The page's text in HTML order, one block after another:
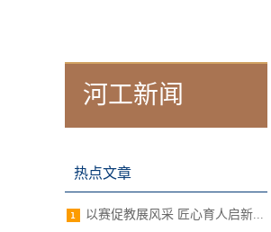
河工新闻
热点文章
以赛促教展风采 匠心育人启新...